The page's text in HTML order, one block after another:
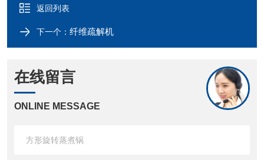
返回列表
下一个： 纤维疏解机
在线留言
ONLINE MESSAGE